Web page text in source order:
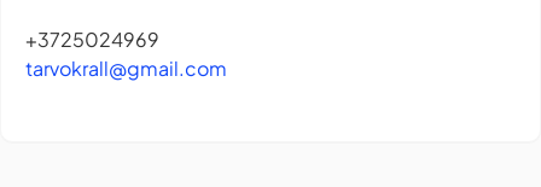
+3725024969
tarvokrall@gmail.com